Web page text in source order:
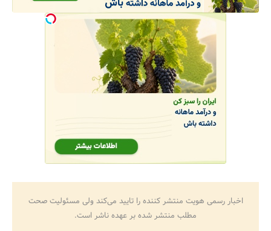
اخبار رسمی هویت منتشر کننده را تایید می‌کند ولی مسئولیت صحت
مطلب منتشر شده بر عهده ناشر است.